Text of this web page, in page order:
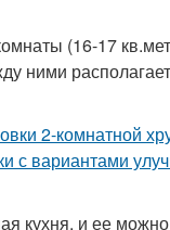
(16-17
ними
и ее можно